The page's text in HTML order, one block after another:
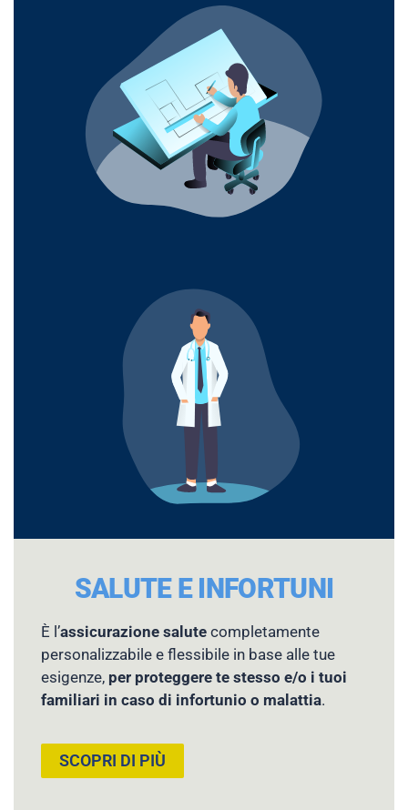
SALUTE E INFORTUNI
È l’assicurazione salute completamente
personalizzabile e flessibile in base alle tue
esigenze, per proteggere te stesso e/o i tuoi
familiari in caso di infortunio o malattia.
SCOPRI DI PIÙ